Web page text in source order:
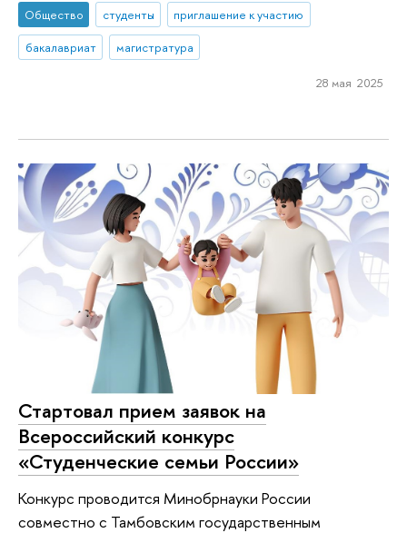
Общество студенты
приглашение к участию
бакалавриат
магистратура
28 мая 2025
Стартовал прием заявок на
Всероссийский конкурс
«Студенческие семьи России»
Конкурс проводится Минобрнауки России
совместно с Тамбовским государственным